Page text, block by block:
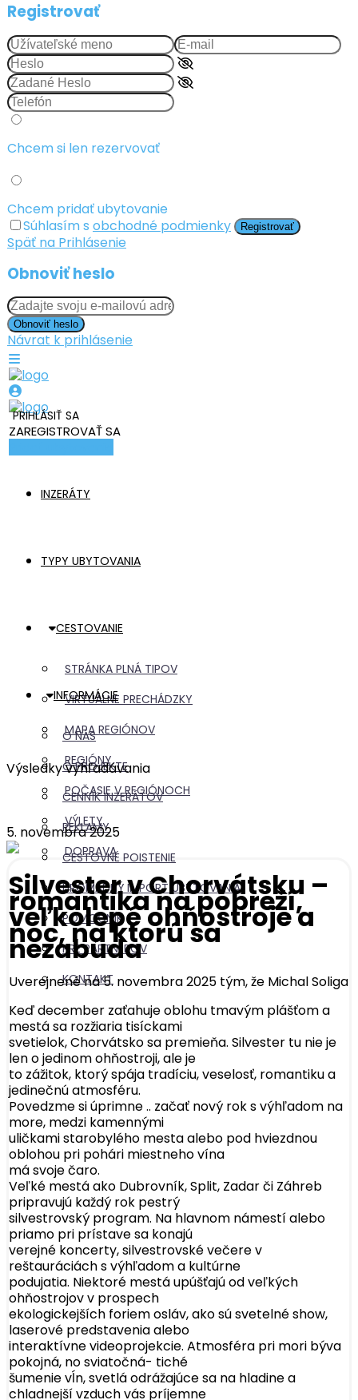
Registrovať
Chcem si len rezervovať
Chcem pridať ubytovanie
Súhlasím s obchodné podmienky Registrovať
Späť na Prihlásenie
Obnoviť heslo
Obnoviť heslo
Návrat k prihlásenie
PRIHLÁSIŤ SA
ZAREGISTROVAŤ SA
INZERÁTY
TYPY UBYTOVANIA
CESTOVANIE
STRÁNKA PLNÁ TIPOV
VIRTUÁLNE PRECHÁDZKY
MAPA REGIÓNOV
REGIÓNY
POČASIE V REGIÓNOCH
VÝLETY
DOPRAVA
INFORMÁCIE
O NÁS
O PROJEKTE
CENNÍK INZERÁTOV
REKLAMY
CESTOVNÉ POISTENIE
HROMADNÝ IMPORT UBYTOVANIA
POMOCNÍK
PRE PARTNEROV
KONTAKT
Výsledky vyhľadávania
5. novembra 2025
Silvester v Chorvátsku –
romantika na pobreží,
veľkolepé ohňostroje a
noc, na ktorú sa
nezabúda
Uverejnené na 5. novembra 2025 tým, že Michal Soliga
Keď december zaťahuje oblohu tmavým plášťom a
mestá sa rozžiaria tisíckami
svetielok, Chorvátsko sa premieňa. Silvester tu nie je
len o jedinom ohňostroji, ale je
to zážitok, ktorý spája tradíciu, veselosť, romantiku a
jedinečnú atmosféru.
Povedzme si úprimne .. začať nový rok s výhľadom na
more, medzi kamennými
uličkami starobylého mesta alebo pod hviezdnou
oblohou pri pohári miestneho vína
má svoje čaro.
Veľké mestá ako Dubrovník, Split, Zadar či Záhreb
pripravujú každý rok pestrý
silvestrovský program. Na hlavnom námestí alebo
priamo pri prístave sa konajú
verejné koncerty, silvestrovské večere v
reštauráciách s výhľadom a kultúrne
podujatia. Niektoré mestá upúšťajú od veľkých
ohňostrojov v prospech
ekologickejších foriem osláv, ako sú svetelné show,
laserové predstavenia alebo
interaktívne videoprojekcie. Atmosféra pri mori býva
pokojná, no sviatočná- tiché
šumenie vĺn, svetlá odrážajúce sa na hladine a
chladnejší vzduch vás príjemne